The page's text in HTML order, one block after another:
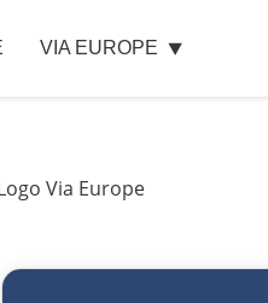
VIA EUROPE
Luxemburg
Belgien